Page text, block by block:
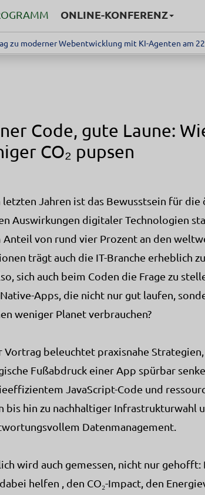
ONLINE-KONFERENZ
zu moderner Webentwicklung mit KI-Agenten am
Code, gute Laune:
CO₂ pupsen
letzten Jahren ist das Bewusstsein für die
Auswirkungen digitaler Technologien
Anteil von rund vier Prozent an den
trägt auch die IT-Branche erheblich
sich auch beim Coden die Frage zu
Native-Apps, die nicht nur gut laufen,
weniger Planet verbrauchen?
Vortrag beleuchtet praxisnahe
Fußabdruck einer App spürbar
JavaScript-Code und
bis hin zu nachhaltiger Infrastrukturwahl
Datenmanagement.
wird auch gemessen, nicht nur gehofft:
helfen , den CO₂-Impact, den